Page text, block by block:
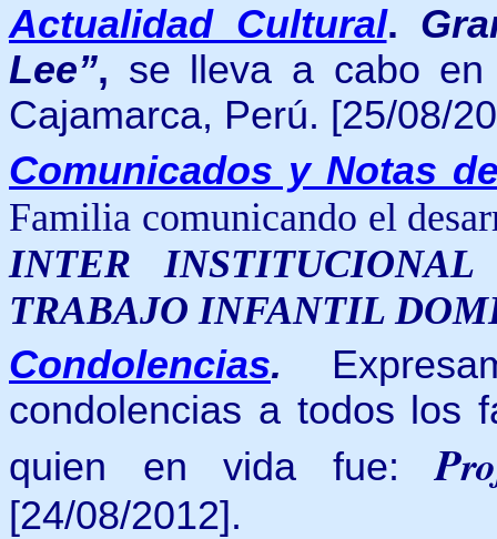
Actualidad Cultural.
Lee”, se lleva a cabo
Cajamarca, Perú. [25/08/
Comunicados y Notas
Familia comunicando el
INTER
TRABAJO INFANTIL
Condolencias. E
condolencias a todos los
quien en vida fue:P
[24/08/2012].